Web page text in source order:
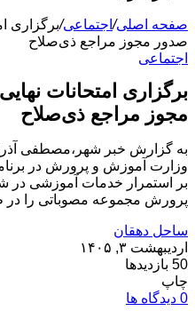
صفحه اصلی/اجتماعی/
صدور مجوز مراجع ذی‌صلاح
اجتماعی
مجوز مراجع ذی‌صلاح
به گزارش خبر شهر،مصطفی
وزارت آموزش و پرورش در
بر استمرار خدمات آموزشی
پرورش مجموعه مصوباتی را
ساحل دهقان
اردیبهشت ۳, ۱۴۰۵
50 بازدیدها
چاپ
0 دیدگاه ها